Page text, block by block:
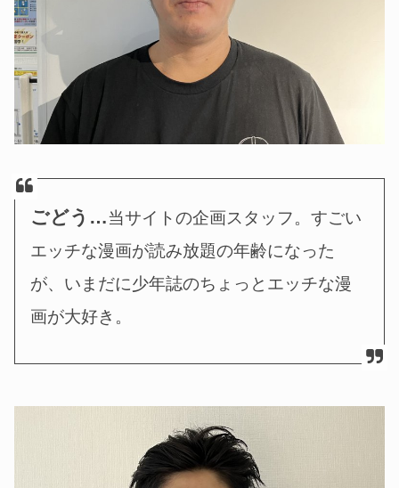
ごどう…当サイトの企画スタッフ。すごい
エッチな漫画が読み放題の年齢になった
が、いまだに少年誌のちょっとエッチな漫
画が大好き。